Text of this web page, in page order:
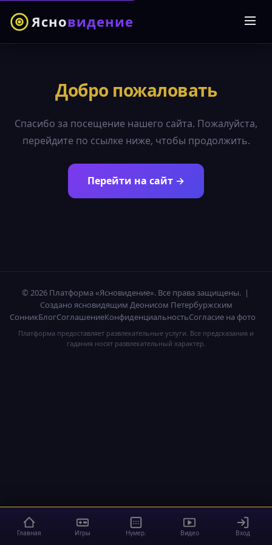
Ясновидение
Добро пожаловать
Спасибо за посещение нашего сайта. Пожалуйста,
перейдите по ссылке ниже, чтобы продолжить.
Перейти на сайт →
© 2026 Платформа «Ясновидение». Все права защищены. |
Создано ясновидящим Деонисом Петербуржским
СонникБлогСоглашениеКонфиденциальностьСогласие на фото
Платформа предоставляет развлекательные услуги. Все предсказания и
гадания носят развлекательный характер.
Главная Игры Нумер. Видео Вход